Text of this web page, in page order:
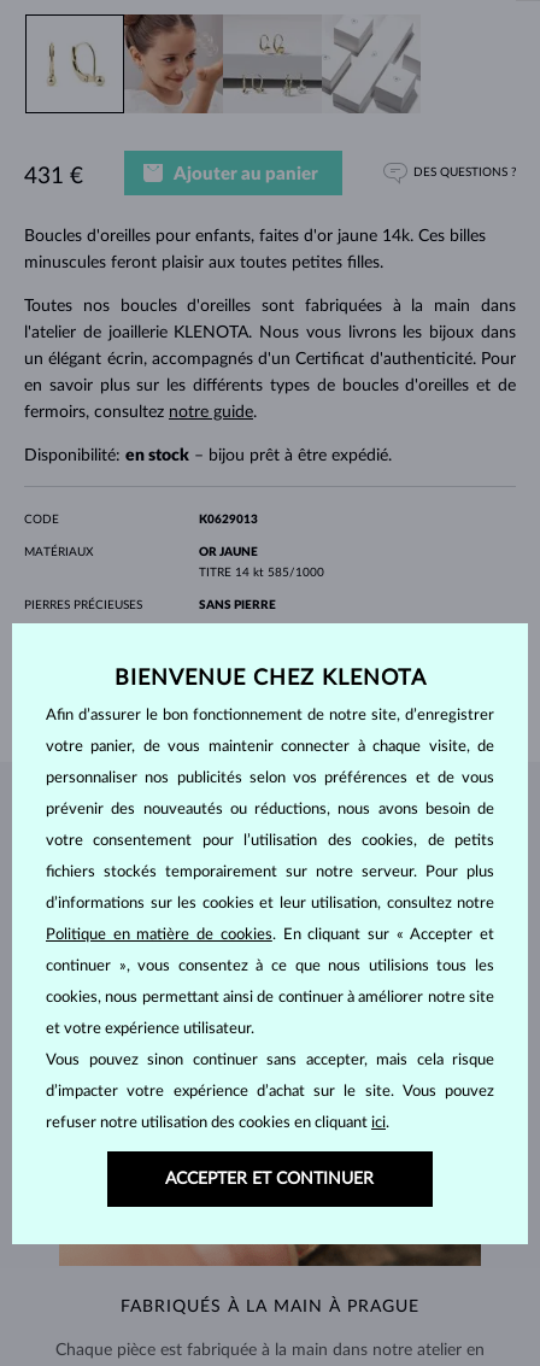
Boucles d'oreilles pour enfants, faites d'or jaune 14k. Ces billes
minuscules feront plaisir aux toutes petites filles.
Toutes nos boucles d'oreilles sont fabriquées à la main dans
l'atelier de joaillerie KLENOTA. Nous vous livrons les bijoux dans
un élégant écrin, accompagnés d'un Certificat d'authenticité. Pour
en savoir plus sur les différents types de boucles d'oreilles et de
fermoirs, consultez notre guide.
Disponibilité: en stock– bijou prêt à être expédié.
431 € Ajouter au panier DES QUESTIONS ?
CODE K0629013
MATÉRIAUX
OR JAUNE
TITRE 14 kt 585/1000
PIERRES PRÉCIEUSES SANS PIERRE
11 mm
BIJOUX DEL'ATELIER KLENOTA
FABRIQUÉS À LA MAIN À PRAGUE
Chaque pièce est fabriquée à la main dans notre atelier en
BIENVENUE CHEZ KLENOTA
Afin d’assurer le bon fonctionnement de notre site, d’enregistrer
votre panier, de vous maintenir connecter à chaque visite, de
personnaliser nos publicités selon vos préférences et de vous
prévenir des nouveautés ou réductions, nous avons besoin de
votre consentement pour l’utilisation des cookies, de petits
fichiers stockés temporairement sur notre serveur. Pour plus
d’informations sur les cookies et leur utilisation, consultez notre
Politique en matière de cookies. En cliquant sur « Accepter et
continuer », vous consentez à ce que nous utilisions tous les
cookies, nous permettant ainsi de continuer à améliorer notre site
et votre expérience utilisateur.
Vous pouvez sinon continuer sans accepter, mais cela risque
d’impacter votre expérience d’achat sur le site. Vous pouvez
refuser notre utilisation des cookies en cliquant ici.
ACCEPTER ET CONTINUER